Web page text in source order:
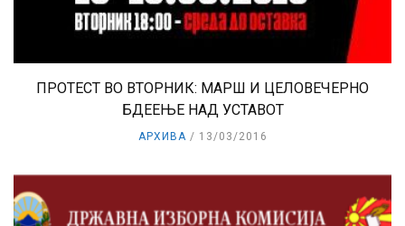
ПРОТЕСТ ВО ВТОРНИК: МАРШ И ЦЕЛОВЕЧЕРНО
БДЕЕЊЕ НАД УСТАВОТ
АРХИВА 13/03/2016